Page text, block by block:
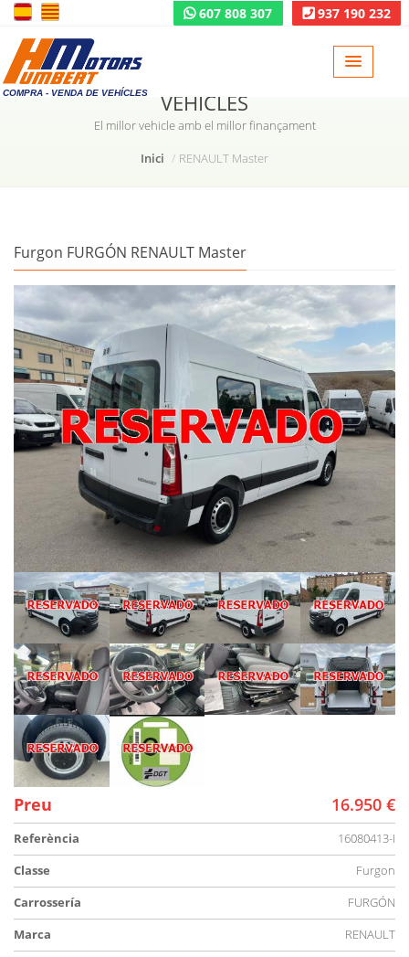
937 190 232
607 808 307
COMPRA - VENDA DE VEHÍCLES VEHICLES
El millor vehicle amb el millor finançament
Inici
RENAULT Master
Furgon FURGÓN RENAULT Master
Preu 16.950 €
Referència
16080413-I
Classe
Furgon
Carrossería
FURGÓN
Marca
RENAULT